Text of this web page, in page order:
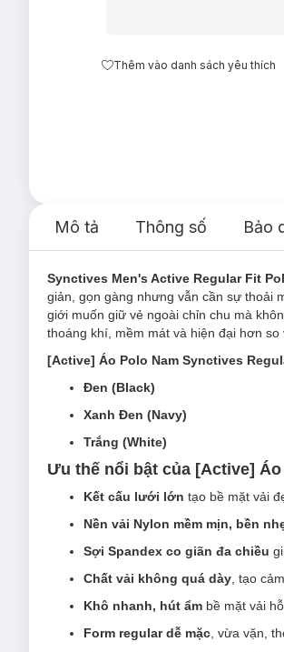
Thêm vào danh sách yêu thích
Mô tả Thông số Bảo
Synctives Men's Active Regular Fit
giản, gọn gàng nhưng vẫn cần sự thoải
giới muốn giữ vẻ ngoài chỉn chu mà
thoáng khí, mềm mát và hiện đại hơn
[Active] Áo Polo Nam Synctives
Đen (Black)
Xanh Đen (Navy)
Trắng (White)
Ưu thế nổi bật của [Active]
Kết cấu lưới lớn tạo bề mặt vải
Nền vải Nylon mềm mịn, bền
Sợi Spandex co giãn đa chiều
Chất vải không quá dày , tạo
Khô nhanh, hút ẩm bề mặt vải
Form regular dễ mặc , vừa vặn,